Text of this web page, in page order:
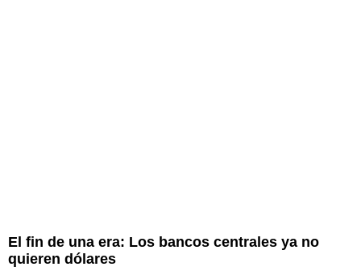
El fin de una era: Los bancos centrales ya no
quieren dólares